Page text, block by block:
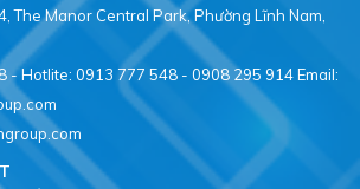
The Manor Central Park, Phường Lĩnh Nam,
- Hotlite: 0913 777 548 - 0908 295 914Email: